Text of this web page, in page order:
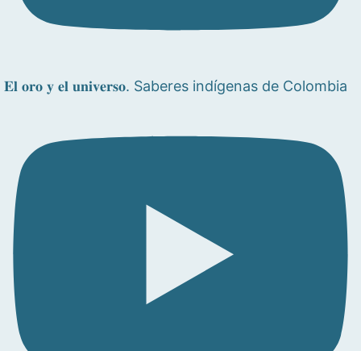
𝐄𝐥 𝐨𝐫𝐨 𝐲 𝐞𝐥 𝐮𝐧𝐢𝐯𝐞𝐫𝐬𝐨. Saberes indígenas de Colombia